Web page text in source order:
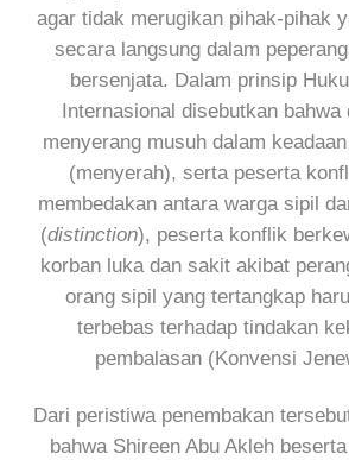
agar tidak merugikan pihak-pihak
secara langsung dalam
bersenjata. Dalam prinsip
Internasional disebutkan bahwa
menyerang musuh dalam keadaan
(menyerah), serta peserta
membedakan antara warga sipil
(distinction), peserta konflik
korban luka dan sakit akibat
orang sipil yang tertangkap
terbebas terhadap tindakan
pembalasan (Konvensi
Dari peristiwa penembakan
bahwa Shireen Abu Akleh